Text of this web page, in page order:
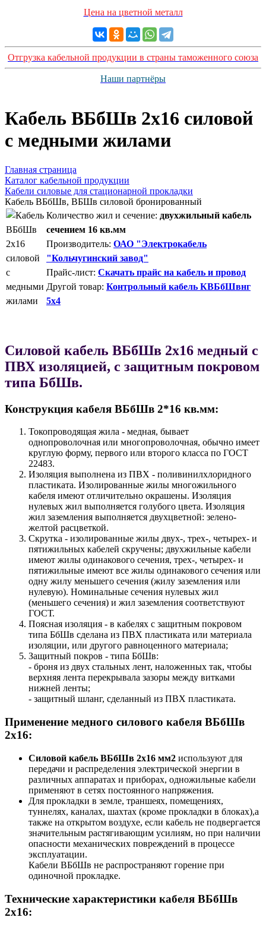
Цена на цветной металл
Отгрузка кабельной продукции в страны таможенного союза
Наши партнёры
Кабель ВБбШв 2х16 силовой
с медными жилами
Главная страница
Каталог кабельной продукции
Кабели силовые для стационарной прокладки
Кабель ВБбШв, ВБШв силовой бронированный
Количество жил и сечение: двухжильный кабель
сечением 16 кв.мм
Производитель: ОАО "Электрокабель
"Кольчугинский завод"
Прайс-лист: Скачать прайс на кабель и провод
Другой товар: Контрольный кабель КВБбШвнг
5х4
Силовой кабель ВБбШв 2х16 медный с
ПВХ изоляцией, с защитным покровом
типа БбШв.
Конструкция кабеля ВБбШв 2*16 кв.мм:
Токопроводящая жила - медная, бывает
однопроволочная или многопроволочная, обычно имеет
круглую форму, первого или второго класса по ГОСТ
22483.
Изоляция выполнена из ПВХ - поливинилхлоридного
пластиката. Изолированные жилы многожильного
кабеля имеют отличительно окрашены. Изоляция
нулевых жил выполняется голубого цвета. Изоляция
жил заземления выполняется двухцветной: зелено-
желтой расцветкой.
Скрутка - изолированные жилы двух-, трех-, четырех- и
пятижильных кабелей скручены; двухжильные кабели
имеют жилы одинакового сечения, трех-, четырех- и
пятижильные имеют все жилы одинакового сечения или
одну жилу меньшего сечения (жилу заземления или
нулевую). Номинальные сечения нулевых жил
(меньшего сечения) и жил заземления соответствуют
ГОСТ.
Поясная изоляция - в кабелях с защитным покровом
типа БбШв сделана из ПВХ пластиката или материала
изоляции, или другого равноценного материала;
Защитный покров - типа БбШв:
- броня из двух стальных лент, наложенных так, чтобы
верхняя лента перекрывала зазоры между витками
нижней ленты;
- защитный шланг, сделанный из ПВХ пластиката.
Применение медного силового кабеля ВБбШв
2x16:
Силовой кабель ВБбШв 2х16 мм2 используют для
передачи и распределения электрической энергии в
различных аппаратах и приборах, одножильные кабели
применяют в сетях постоянного напряжения.
Для прокладки в земле, траншеях, помещениях,
туннелях, каналах, шахтах (кроме прокладки в блоках),а
также на открытом воздухе, если кабель не подвергается
значительным растягивающим усилиям, но при наличии
опасности механических повреждений в процессе
эксплуатации.
Кабели ВБбШв не распространяют горение при
одиночной прокладке.
Технические характеристики кабеля ВБбШв
2х16: